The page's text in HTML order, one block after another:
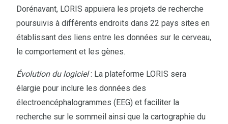
Dorénavant, LORIS appuiera les projets de recherche
poursuivis à différents endroits dans 22 pays sites en
établissant des liens entre les données sur le cerveau,
le comportement et les gènes.
Évolution du logiciel: La plateforme LORIS sera
élargie pour inclure les données des
électroencéphalogrammes (EEG) et faciliter la
recherche sur le sommeil ainsi que la cartographie du